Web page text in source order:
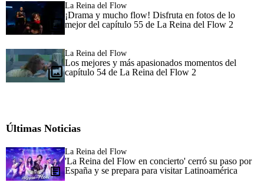
La Reina del Flow
¡Drama y mucho flow! Disfruta en fotos de lo
mejor del capítulo 55 de La Reina del Flow 2
La Reina del Flow
Los mejores y más apasionados momentos del
capítulo 54 de La Reina del Flow 2
Últimas Noticias
La Reina del Flow
'La Reina del Flow en concierto' cerró su paso por
España y se prepara para visitar Latinoamérica